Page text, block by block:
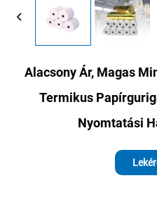
Alacsony Ár, Magas
Termikus
Nyomtatási